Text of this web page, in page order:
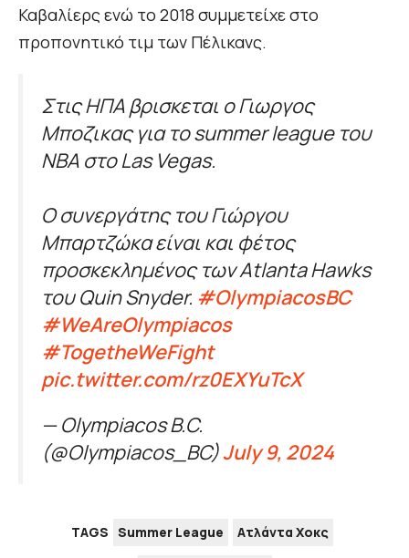
Καβαλίερς ενώ το 2018 συμμετείχε στο
προπονητικό τιμ των Πέλικανς.
Στις ΗΠΑ βρισκεται ο Γιωργος
Μποζικας για το summer league του
NBA στο Las Vegas.
Ο συνεργάτης του Γιώργου
Μπαρτζώκα είναι και φέτος
προσκεκλημένος των Atlanta Hawks
του Quin Snyder. #OlympiacosBC
#WeAreOlympiacos
#TogetheWeFight
pic.twitter.com/rz0EXYuTcX
— Olympiacos B.C.
(@Olympiacos_BC)July 9, 2024
TAGS Summer League Ατλάντα Χοκς